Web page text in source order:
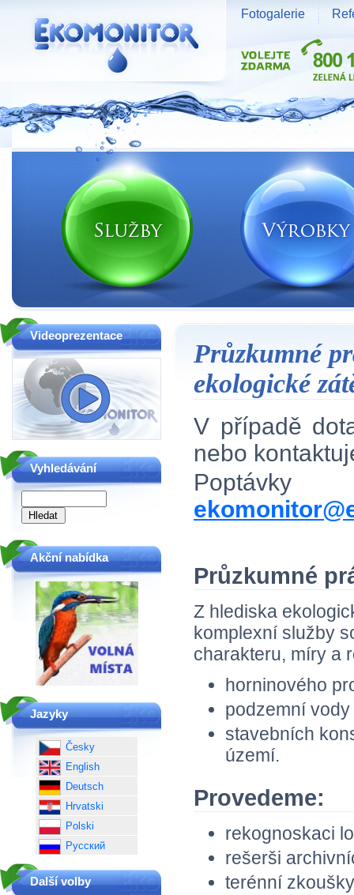
Průzkumné
ekologické
V případě
nebo
Průzkumné
Z hlediska
komplexní služby
charakteru, míry a
horninového
podzemní vody
stavebních
území.
Provedeme:
rekognoskaci
rešerši
terénní
Videoprezentace
Vyhledávání
Akční nabídka
Jazyky
Česky
English
Deutsch
Hrvatski
Polski
Русский
Další volby
Vodní zdroje Ekomonitor spol. s r.o.
Fotogalerie